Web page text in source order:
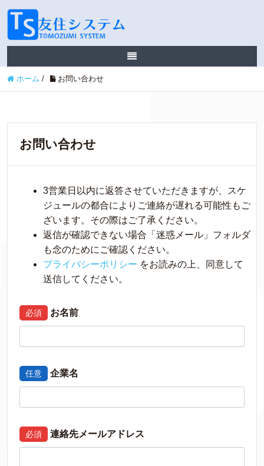
ホーム / お問い合わせ
お問い合わせ
3営業日以内に返答させていただきますが、スケ
ジュールの都合によりご連絡が遅れる可能性もご
ざいます。その際はご了承ください。
返信が確認できない場合「迷惑メール」フォルダ
も念のためにご確認ください。
プライバシーポリシー をお読みの上、同意して
送信してください。
必須 お名前
任意 企業名
必須 連絡先メールアドレス